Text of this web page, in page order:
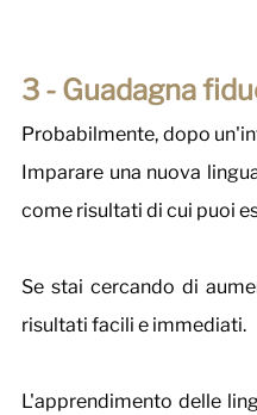
3 - Guadagna
Probabilmente, dopo
Imparare una nuova
come risultati di cui puoi
Se stai cercando di
risultati facili e immediati.
L'apprendimento delle